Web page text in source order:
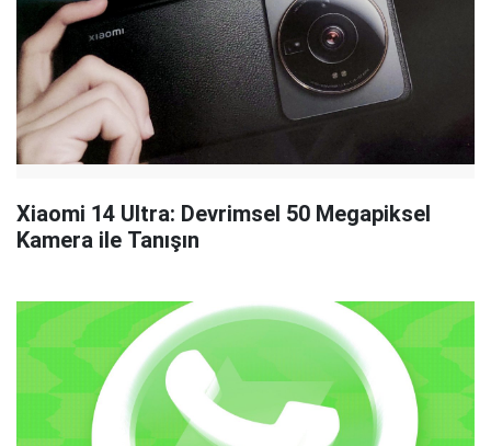
Xiaomi 14 Ultra: Devrimsel 50 Megapiksel
Kamera ile Tanışın